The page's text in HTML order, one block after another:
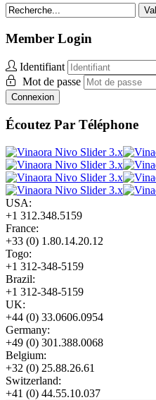
Member Login
Identifiant
Mot de passe
Connexion
Écoutez Par Téléphone
USA:
+1 312.348.5159
France:
+33 (0) 1.80.14.20.12
Togo:
+1 312-348-5159
Brazil:
+1 312-348-5159
UK:
+44 (0) 33.0606.0954
Germany:
+49 (0) 301.388.0068
Belgium:
+32 (0) 25.88.26.61
Switzerland:
+41 (0) 44.55.10.037